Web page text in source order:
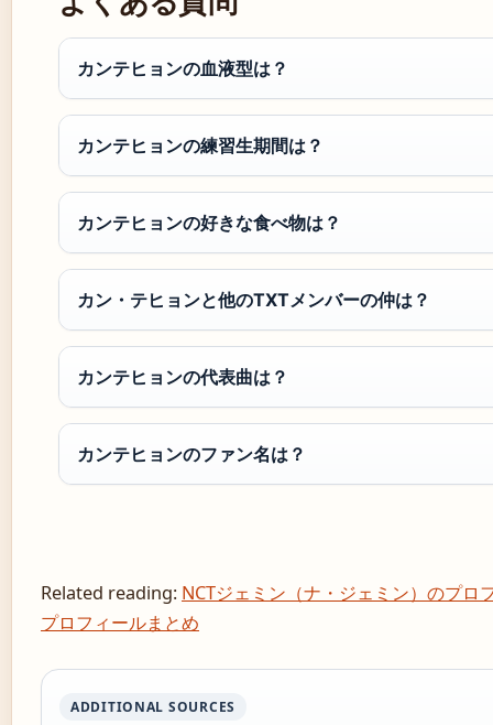
カンテヒョンの血液型は？
カンテヒョンの練習生期間は？
カンテヒョンの好きな食べ物は？
カン・テヒョンと他のTXTメンバーの仲は？
カンテヒョンの代表曲は？
カンテヒョンのファン名は？
Related reading: NCTジェミン（ナ・ジェミン）のプロ
プロフィールまとめ
ADDITIONAL SOURCES